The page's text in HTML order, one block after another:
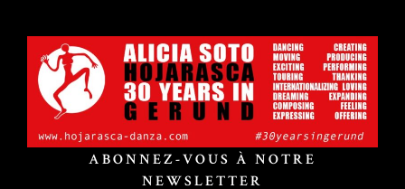
ABONNEZ-VOUS À NOTRE
NEWSLETTER